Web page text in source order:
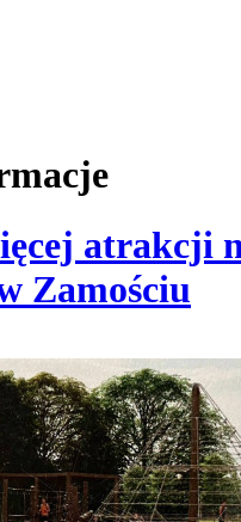
atrakcji
Zamościu